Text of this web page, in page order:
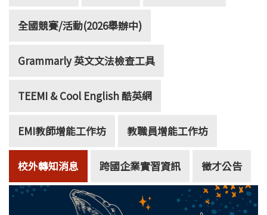
全國競賽/活動(2026舉辦中)
Grammarly 英文文法檢查工具
TEEMI & Cool English 酷英網
EMI教師增能工作坊 教職員增能工作坊
校外轉知消息 跨國企業實習資訊 徵才公告